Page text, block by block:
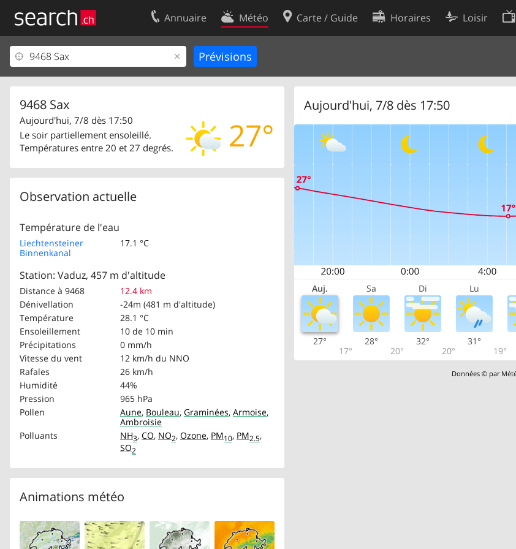
Annuaire Météo Carte / Guide Horaires Loisir
9468 Sax
27°
Aujourd'hui, 7/8 dès 17:50
Le soir partiellement ensoleillé.
Températures entre 20 et 27 degrés.
Observation actuelle
Température de l'eau
Liechtensteiner
Binnenkanal
17.1 °C
Station: Vaduz, 457 m d'altitude
Distance à 9468
12.4 km
Dénivellation
-24m (481 m d'altitude)
Température
28.1 °C
Ensoleillement
10 de 10 min
Précipitations
0 mm/h
Vitesse du vent
12 km/h du NNO
Rafales
26 km/h
Humidité
44%
Pression
965 hPa
Pollen
Aune, Bouleau, Graminées, Armoise,
Ambroisie
Polluants
NH3, CO, NO2, Ozone, PM10, PM2.5,
SO2
Animations météo
Aujourd'hui, 7/8 dès 17:50
Auj. Sa Di Lu
27°
17°
28°
20°
32°
20°
31°
19°
Données © par
Votre inscription
Centre clients
Contact
Conditions d’utilisation
Préférences de